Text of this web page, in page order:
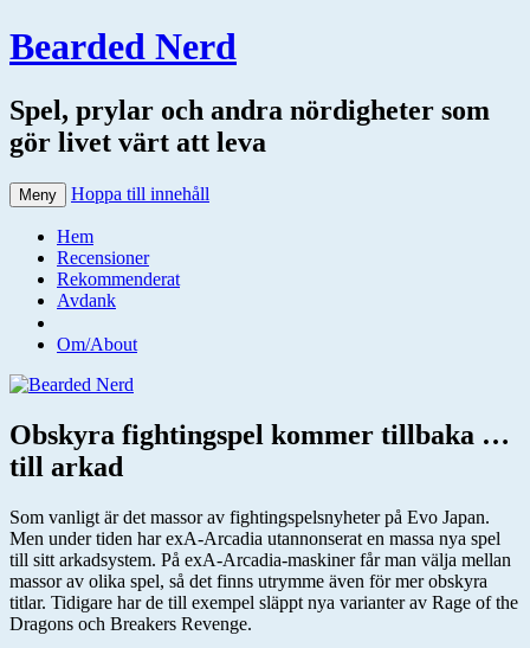
Bearded Nerd
Spel, prylar och andra nördigheter som
gör livet värt att leva
Meny Hoppa till innehåll
Hem
Recensioner
Rekommenderat
Avdank
Om/About
Obskyra fightingspel kommer tillbaka …
till arkad
Som vanligt är det massor av fightingspelsnyheter på Evo Japan.
Men under tiden har exA-Arcadia utannonserat en massa nya spel
till sitt arkadsystem. På exA-Arcadia-maskiner får man välja mellan
massor av olika spel, så det finns utrymme även för mer obskyra
titlar. Tidigare har de till exempel släppt nya varianter av Rage of the
Dragons och Breakers Revenge.